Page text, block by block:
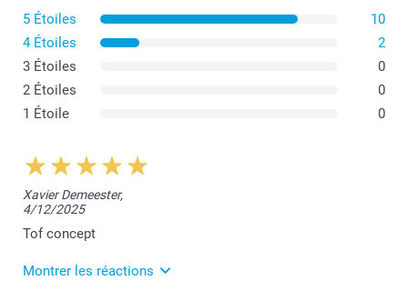
5 Étoiles
10
4 Étoiles
2
3 Étoiles
0
2 Étoiles
0
1 Étoile
0
Xavier Demeester,
4/12/2025
Tof concept
Montrer les réactions